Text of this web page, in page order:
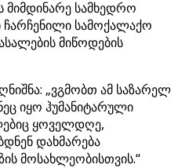
სამხედრო
ჩარჩენილი სამოქალაქო
მიწოდების
„ვგმობთ ამ საზარელ
იყო ჰუმანიტარული
ყოველდღე,
დახმარება
მოსახლეობისთვის.“